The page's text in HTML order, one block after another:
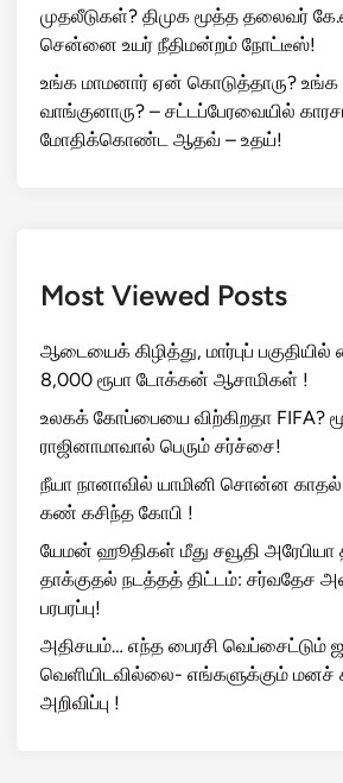
முதலீடுகள்? திமுக மூத்த தலைவர்
சென்னை உயர் நீதிமன்றம் நோட்டீஸ்!
உங்க மாமனார் ஏன் கொடுத்தாரு?
வாங்குனாரு? – சட்டப்பேரவையில்
மோதிக்கொண்ட ஆதவ் – உதய்!
Most Viewed Posts
ஆடையைக் கிழித்து, மார்புப்
8,000 ரூபா டோக்கன் ஆசாமிகள் !
உலகக் கோப்பையை விற்கிறதா FIFA?
ராஜினாமாவால் பெரும் சர்ச்சை!
நீயா நானாவில் யாமினி சொன்ன
கண் கசிந்த கோபி !
யேமன் ஹூதிகள் மீது சவூதி
தாக்குதல் நடத்தத் திட்டம்: சர்வதேச
பரபரப்பு!
அதிசயம்… எந்த பைரசி
வெளியிடவில்லை- எங்களுக்கும் மனச்
அறிவிப்பு !